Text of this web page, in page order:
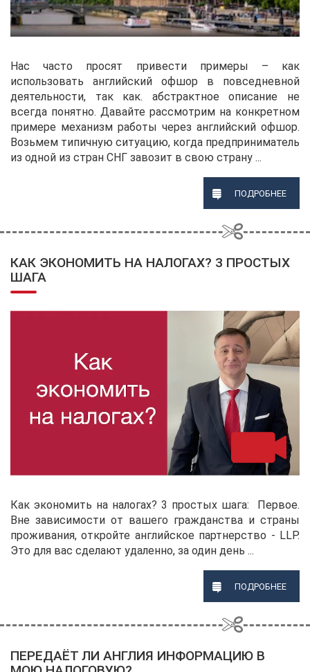
Нас часто просят привести примеры – как
использовать английский офшор в повседневной
деятельности, так как. абстрактное описание не
всегда понятно. Давайте рассмотрим на конкретном
примере механизм работы через английский офшор.
Возьмем типичную ситуацию, когда предприниматель
из одной из стран СНГ завозит в свою страну ...
ПОДРОБНЕЕ
КАК ЭКОНОМИТЬ НА НАЛОГАХ? 3 ПРОСТЫХ
ШАГА
Как экономить на налогах? 3 простых шага: Первое.
Вне зависимости от вашего гражданства и страны
проживания, откройте английское партнерство - LLP.
Это для вас сделают удаленно, за один день ...
ПОДРОБНЕЕ
ПЕРЕДАЁТ ЛИ АНГЛИЯ ИНФОРМАЦИЮ В